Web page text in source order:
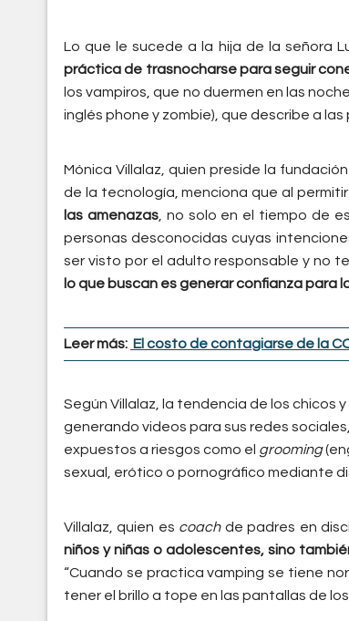
Lo que le sucede a la hija de la señora
práctica de trasnocharse para seguir
los vampiros, que no duermen en las
inglés phone y zombie), que describe a
Mónica Villalaz, quien preside la
de la tecnología, menciona que al
las amenazas, no solo en el tiempo de
personas desconocidas cuyas
ser visto por el adulto responsable y no
lo que buscan es generar confianza para
Leer más: El costo de contagiarse de la
Según Villalaz, la tendencia de los chicos
generando videos para sus redes
expuestos a riesgos como el grooming
sexual, erótico o pornográfico mediante
Villalaz, quien es coach de padres en
niños y niñas o adolescentes, sino
“Cuando se practica vamping se tiene
tener el brillo a tope en las pantallas de los